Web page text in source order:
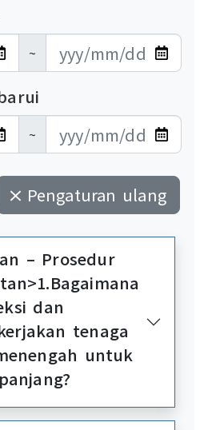
~
~
Pengaturan ulang
– Prosedur
dan
tenaga
untuk